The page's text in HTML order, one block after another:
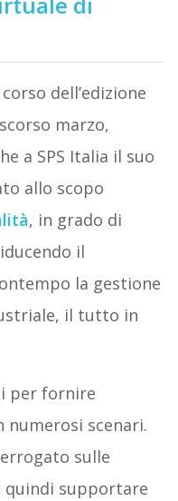
dell’edizione
marzo,
a SPS Italia il suo
allo scopo
, in grado di
il
la gestione
il tutto in
per fornire
numerosi scenari.
sulle
quindi supportare